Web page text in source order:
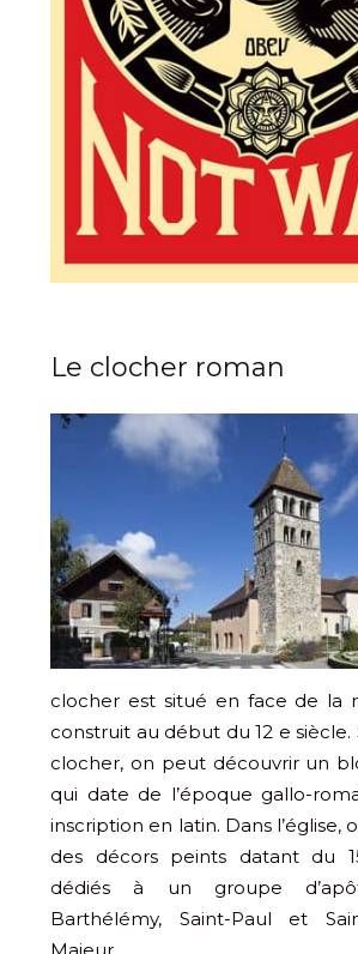
Le clocher roman
clocher est situé en face de la
construit au début du 12 e siècle.
clocher, on peut découvrir un
qui date de l’époque gallo-
inscription en latin. Dans l’église,
des décors peints datant du
dédiés à un groupe
Barthélémy, Saint-Paul et